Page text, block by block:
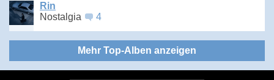
Rin
Nostalgia
4
Mehr Top-Alben anzeigen